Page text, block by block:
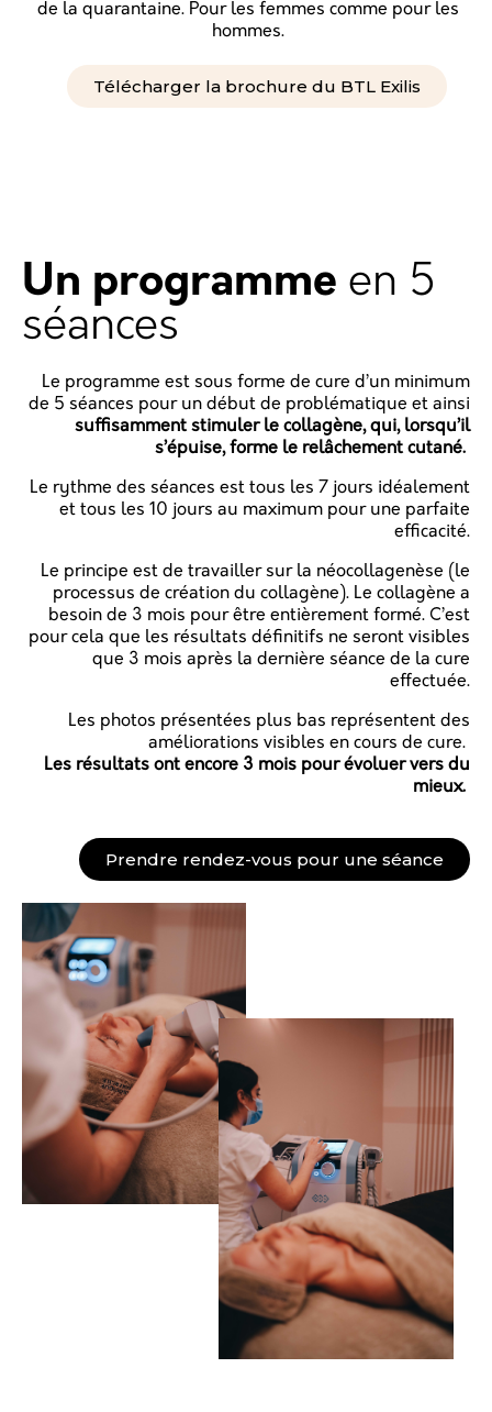
de la quarantaine. Pour les femmes comme pour les
hommes.
Télécharger la brochure du BTL Exilis
Un programme en 5
séances
Le programme est sous forme de cure d’un minimum
de 5 séances pour un début de problématique et ainsi
suffisamment stimuler le collagène, qui, lorsqu’il
s’épuise, forme le relâchement cutané.
Le rythme des séances est tous les 7 jours idéalement
et tous les 10 jours au maximum pour une parfaite
efficacité.
Le principe est de travailler sur la néocollagenèse (le
processus de création du collagène). Le collagène a
besoin de 3 mois pour être entièrement formé. C’est
pour cela que les résultats définitifs ne seront visibles
que 3 mois après la dernière séance de la cure
effectuée.
Les photos présentées plus bas représentent des
améliorations visibles en cours de cure.
Les résultats ont encore 3 mois pour évoluer vers du
mieux.
Prendre rendez-vous pour une séance